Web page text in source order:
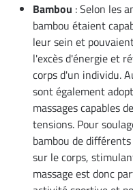
Bambou : Selon les
bambou étaient
leur sein et
l'excès d'énergie et
corps d'un individu.
sont également
massages capables
tensions. Pour
bambou de
sur le corps,
massage est donc